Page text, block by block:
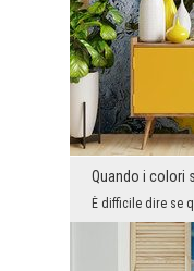
Quando i colori